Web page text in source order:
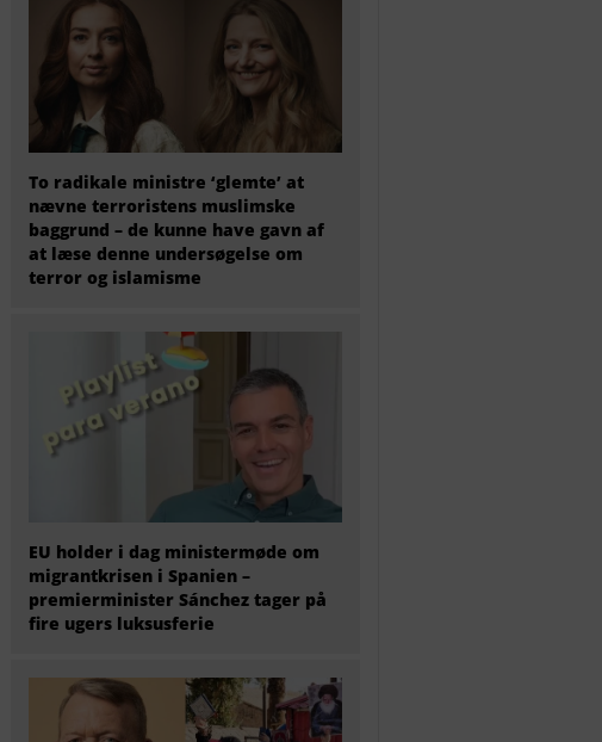
To radikale ministre ‘glemte’ at
nævne terroristens muslimske
baggrund – de kunne have gavn af
at læse denne undersøgelse om
terror og islamisme
EU holder i dag ministermøde om
migrantkrisen i Spanien –
premierminister Sánchez tager på
fire ugers luksusferie